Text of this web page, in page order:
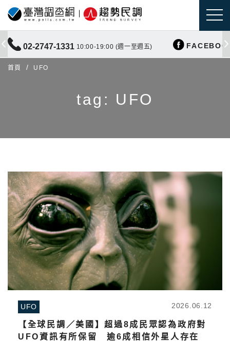
02-2747-1331 10:00-19:00 (週一至週五)
首頁 UFO
tag: UFO
UFO 2026.06.12
【全球民調／美國】超過8成民眾認為政府對
UFO資訊有所保留 逾6成相信外星人存在